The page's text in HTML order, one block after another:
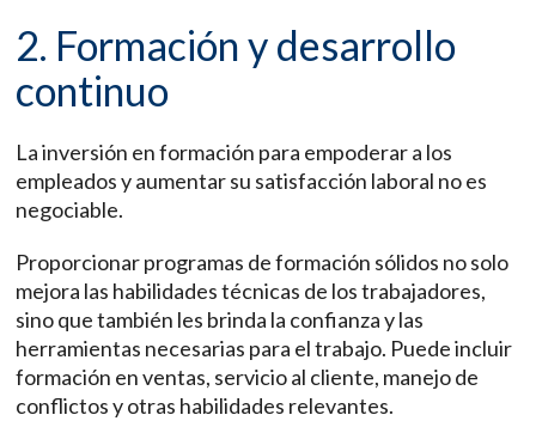
2. Formación y desarrollo
continuo
La inversión en formación para empoderar a los
empleados y aumentar su satisfacción laboral no es
negociable.
Proporcionar programas de formación sólidos no solo
mejora las habilidades técnicas de los trabajadores,
sino que también les brinda la confianza y las
herramientas necesarias para el trabajo. Puede incluir
formación en ventas, servicio al cliente, manejo de
conflictos y otras habilidades relevantes.